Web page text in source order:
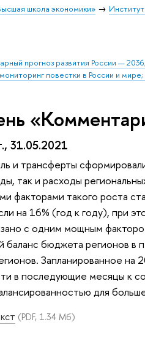
школа экономики»
прогноз развития России —
повестки в России и мире;
31.05.2021
и трансферты
так и расходы
факторами такого роста
на 16% (год к году), при
с одним мощным
баланс бюджета регионов в
Запланированное
в последующие месяцы к
для
(PDF, 1.34 Мб)